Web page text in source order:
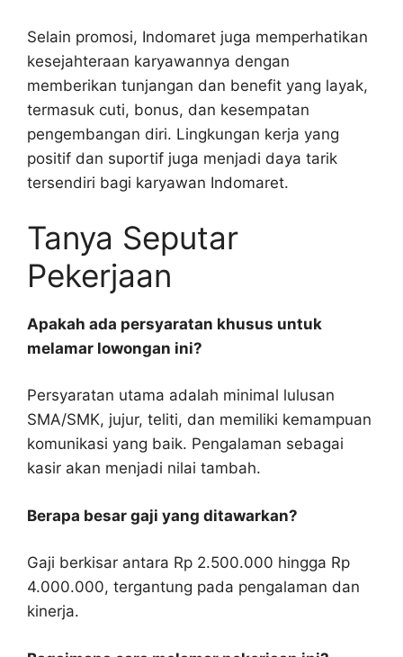
Selain promosi, Indomaret juga memperhatikan
kesejahteraan karyawannya dengan
memberikan tunjangan dan benefit yang layak,
termasuk cuti, bonus, dan kesempatan
pengembangan diri. Lingkungan kerja yang
positif dan suportif juga menjadi daya tarik
tersendiri bagi karyawan Indomaret.
Tanya Seputar
Pekerjaan
Apakah ada persyaratan khusus untuk
melamar lowongan ini?
Persyaratan utama adalah minimal lulusan
SMA/SMK, jujur, teliti, dan memiliki kemampuan
komunikasi yang baik. Pengalaman sebagai
kasir akan menjadi nilai tambah.
Berapa besar gaji yang ditawarkan?
Gaji berkisar antara Rp 2.500.000 hingga Rp
4.000.000, tergantung pada pengalaman dan
kinerja.